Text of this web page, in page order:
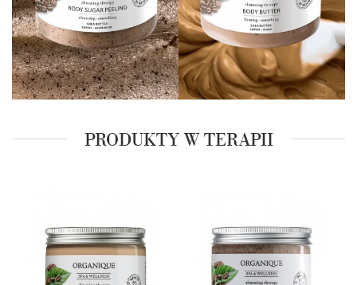
PRODUKTY W TERAPII